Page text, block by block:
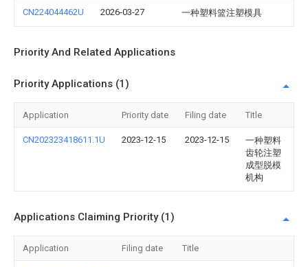
CN224044462U 2026-03-27 一种塑料篮注塑模具
Priority And Related Applications
Priority Applications (1)
Application Priority date Filing date Title
CN202323418611.1U 2023-12-15 2023-12-15
一种塑料
齿轮注塑
成型脱模
机构
Applications Claiming Priority (1)
Application Filing date Title